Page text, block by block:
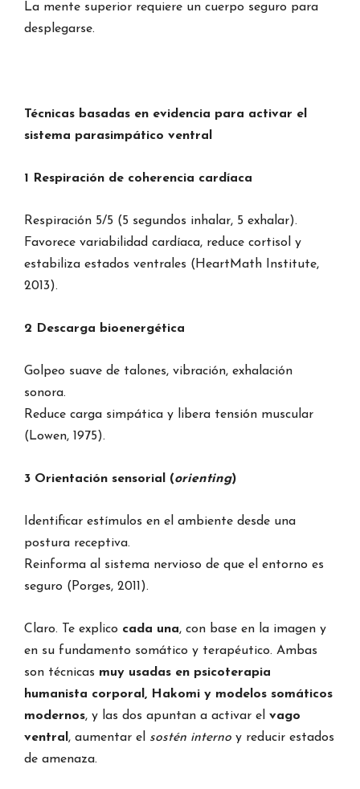
La mente superior requiere un cuerpo seguro para
desplegarse.
Técnicas basadas en evidencia para activar el
sistema parasimpático ventral
1 Respiración de coherencia cardíaca
Respiración 5/5 (5 segundos inhalar, 5 exhalar).
Favorece variabilidad cardíaca, reduce cortisol y
estabiliza estados ventrales (HeartMath Institute,
2013).
2 Descarga bioenergética
Golpeo suave de talones, vibración, exhalación
sonora.
Reduce carga simpática y libera tensión muscular
(Lowen, 1975).
3 Orientación sensorial (orienting)
Identificar estímulos en el ambiente desde una
postura receptiva.
Reinforma al sistema nervioso de que el entorno es
seguro (Porges, 2011).
Claro. Te explico cada una, con base en la imagen y
en su fundamento somático y terapéutico. Ambas
son técnicas muy usadas en psicoterapia
humanista corporal, Hakomi y modelos somáticos
modernos, y las dos apuntan a activar elvago
ventral, aumentar el sostén interno y reducir estados
de amenaza.